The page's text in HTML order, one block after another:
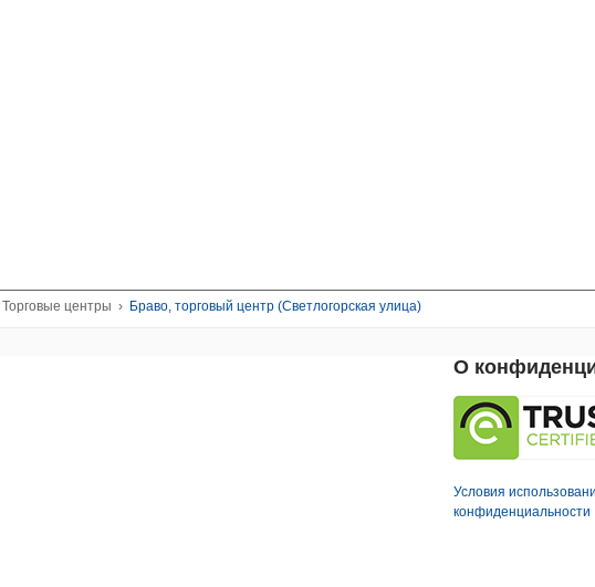
Торговые центры › Браво, торговый центр (Светлогорская улица)
О
Условия
конфиденциальности